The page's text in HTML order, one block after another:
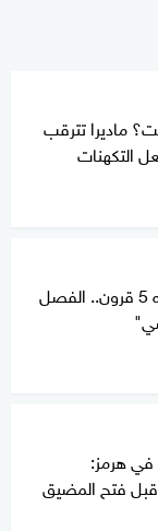
ماديرا تترقب
التكهنات
رجلان وكنيس عمره 5 قرون.. الفصل
في هرمز:
فتح المضيق